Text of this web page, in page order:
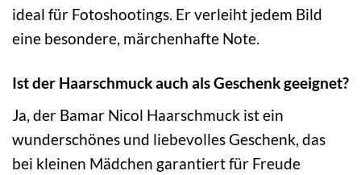
ideal für Fotoshootings. Er verleiht jedem Bild
eine besondere, märchenhafte Note.
Ist der Haarschmuck auch als Geschenk geeignet?
Ja, der Bamar Nicol Haarschmuck ist ein
wunderschönes und liebevolles Geschenk, das
bei kleinen Mädchen garantiert für Freude